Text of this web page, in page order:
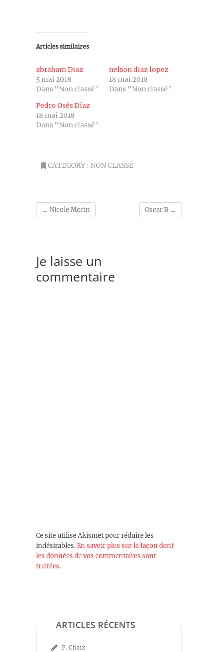
Articles similaires
abraham Diaz
5 mai 2018
Dans "Non classé"
nelson diaz lopez
18 mai 2018
Dans "Non classé"
Pedro Osés Díaz
18 mai 2018
Dans "Non classé"
CATEGORY : NON CLASSÉ
← Nicole Morin Oscar B →
Je laisse un
commentaire
Ce site utilise Akismet pour réduire les
indésirables.En savoir plus sur la façon dont
les données de vos commentaires sont
traitées.
ARTICLES RÉCENTS
P. Chaix